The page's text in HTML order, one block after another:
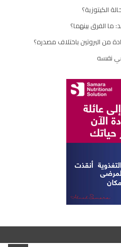
الكيتوزية؟
الفرق بينهما؟
من البروتين باختلاف مصدره؟
نفسه